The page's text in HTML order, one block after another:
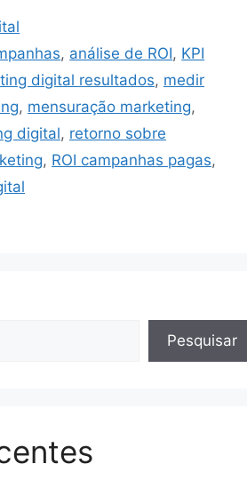
, análise de ROI, KPI
digital resultados, medir
, mensuração marketing,
digital, retorno sobre
, ROI campanhas pagas,
Pesquisar